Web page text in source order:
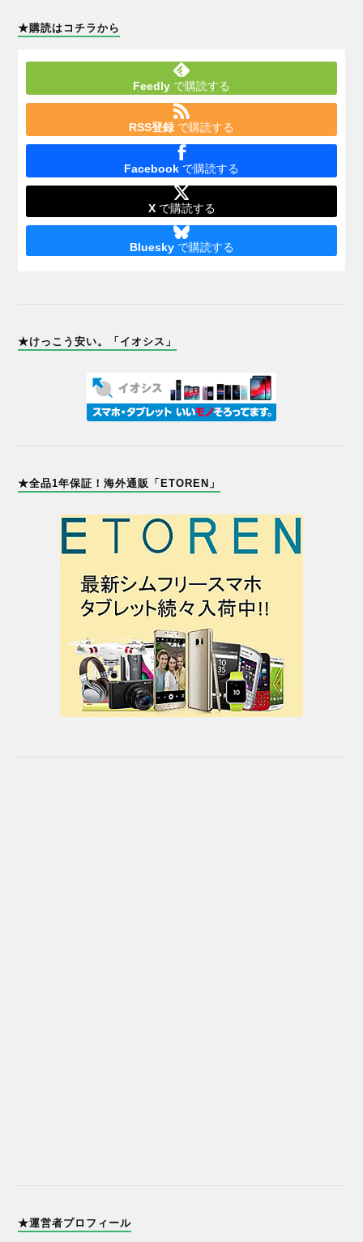
★購読はコチラから
Feedly で購読する
RSS登録 で購読する
Facebook で購読する
Xで購読する
Blueskyで購読する
★けっこう安い。「イオシス」
★全品1年保証！海外通販「ETOREN」
★運営者プロフィール